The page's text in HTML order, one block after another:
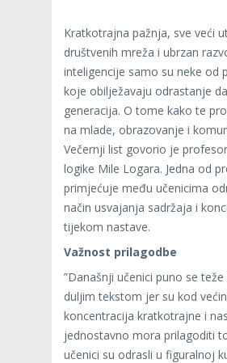
Kratkotrajna pažnja, sve veći
društvenih mreža i ubrzan
inteligencije samo su neke od
koje obilježavaju odrastanje
generacija. O tome kako te
na mlade, obrazovanje i
Večernji list govorio je
logike Mile Logara. Jedna od
primjećuje među učenicima
način usvajanja sadržaja i
tijekom nastave.
Važnost prilagodbe
”Današnji učenici puno se teže
duljim tekstom jer su kod
koncentracija kratkotrajne i
jednostavno mora prilagoditi
učenici su odrasli u figuralnoj